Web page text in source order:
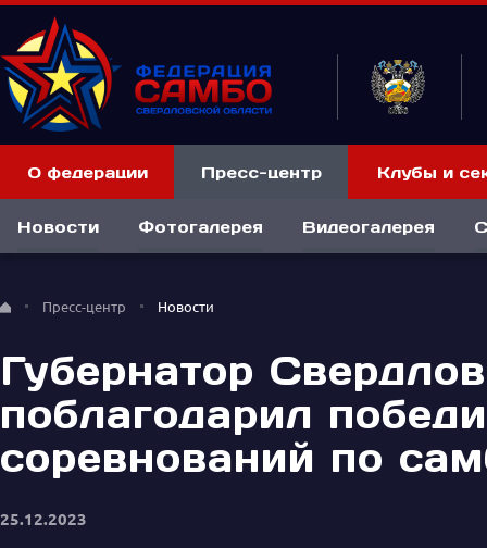
О федерации Пресс-центр
Новости Фотогалерея Видеогалерея
Клубы и
Пресс-центр Новости
Губернатор
поблагодарил
соревнований по
25.12.2023